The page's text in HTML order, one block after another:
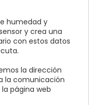
introducidos
humedad y
y crea una
con estos datos
la dirección
la comunicación
página web